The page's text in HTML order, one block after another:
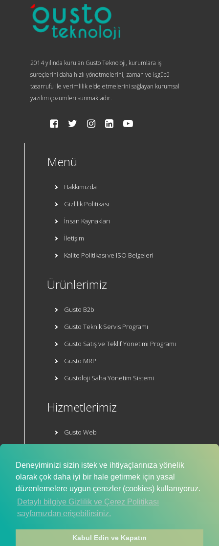
2014 yılında kurulan Gusto Teknoloji, kurumlara iş
süreçlerini daha hızlı yönetmelerini, zaman ve işgücü
tasarrufu ile verimlilik elde etmelerini sağlayan kurumsal
yazılım çözümleri sunmaktadır.
Menü
Hakkımızda
Gizlilik Politikası
İnsan Kaynakları
İletişim
Kalite Politikası ve ISO Belgeleri
Ürünlerimiz
Gusto B2b
Gusto Teknik Servis Programı
Gusto Satış ve Teklif Yönetimi Programı
Gusto MRP
Gustoloji Saha Yönetim Sistemi
Hizmetlerimiz
Gusto Web
Mobil Uygulama
Deneyiminizi sizin istek ve ihtiyaçlarınıza yönelik
olarak çok daha iyi bir hale getirmek için yasal
düzenlemelere uygun çerezler (cookies) kullanıyoruz.
Detaylı bilgiye Gizlilik ve Çerez Politikası
sayfamızdan erişebilirsiniz.
Kabul Edin ve Kapatın